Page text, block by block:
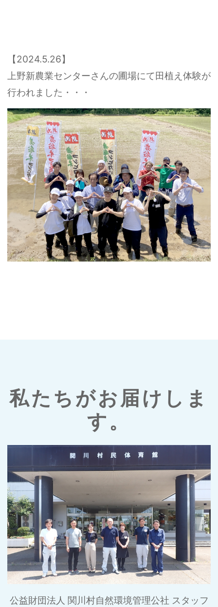
【2024.5.26】
上野新農業センターさんの圃場にて田植え体験が
行われました・・・
私たちがお届けしま
す。
公益財団法人 関川村自然環境管理公社 スタッフ